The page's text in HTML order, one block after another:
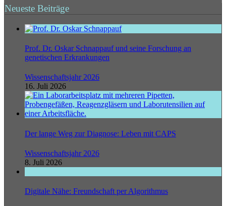
Neueste Beiträge
Prof. Dr. Oskar Schnappauf und seine Forschung an
genetischen Erkrankungen
Wissenschaftsjahr 2026
16. Juli 2026
Der lange Weg zur Diagnose: Leben mit CAPS
Wissenschaftsjahr 2026
8. Juli 2026
Digitale Nähe: Freundschaft per Algorithmus